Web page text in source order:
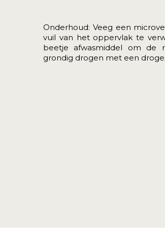
Onderhoud: Veeg een
vuil van het oppervlak te
beetje afwasmiddel om de
grondig drogen met een